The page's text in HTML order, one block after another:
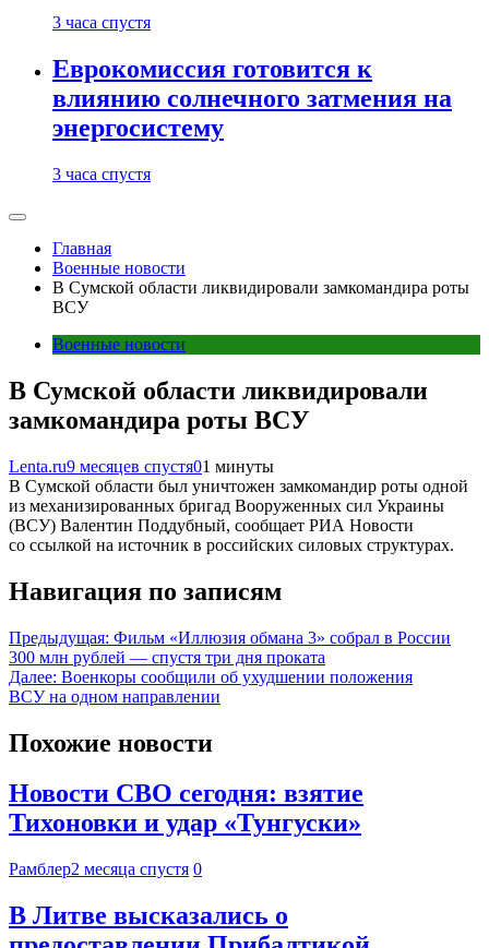
3 часа спустя
Еврокомиссия готовится к
влиянию солнечного затмения на
энергосистему
3 часа спустя
Главная
Военные новости
В Сумской области ликвидировали замкомандира роты
ВСУ
Военные новости
В Сумской области ликвидировали
замкомандира роты ВСУ
Lenta.ru9 месяцев спустя01 минуты
В Сумской области был уничтожен замкомандир роты одной
из механизированных бригад Вооруженных сил Украины
(ВСУ) Валентин Поддубный, сообщает РИА Новости
со ссылкой на источник в российских силовых структурах.
Навигация по записям
Предыдущая: Фильм «Иллюзия обмана 3» собрал в России
300 млн рублей — спустя три дня проката
Далее: Военкоры сообщили об ухудшении положения
ВСУ на одном направлении
Похожие новости
Новости СВО сегодня: взятие
Тихоновки и удар «Тунгуски»
Рамблер2 месяца спустя 0
В Литве высказались о